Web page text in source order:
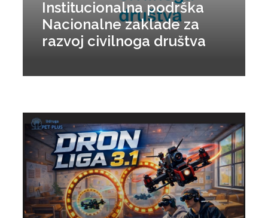
Institucionalna podrška
Nacionalne zaklade za
razvoj civilnoga društva